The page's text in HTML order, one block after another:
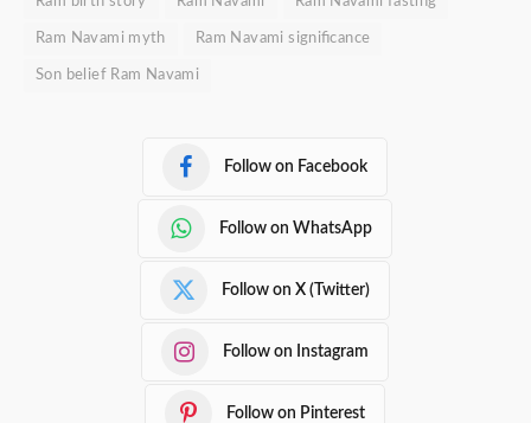
Ram Navami myth Ram Navami significance
Son belief Ram Navami
Follow on Facebook
Follow on WhatsApp
Follow on X (Twitter)
Follow on Instagram
Follow on Pinterest